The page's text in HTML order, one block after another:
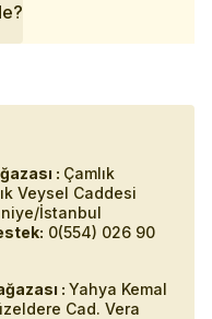
: Çamlık
Veysel Caddesi
İstanbul
0(554) 026 90
: Yahya Kemal
Cad. Vera